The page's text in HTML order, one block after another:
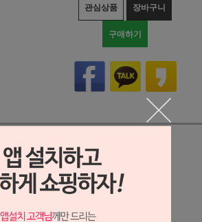
관심상품 장바구니
구매하기
상세정보 새창 열기